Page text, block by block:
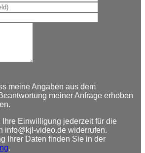
meine Angaben aus dem
meiner Anfrage erhoben
Einwilligung jederzeit für die
info@kjl-video.de widerrufen.
Ihrer Daten finden Sie in der
.